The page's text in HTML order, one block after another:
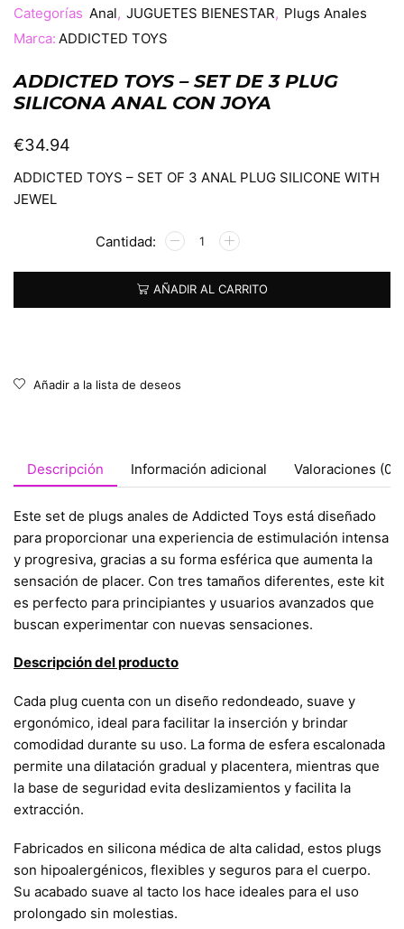
Categorías Anal, JUGUETES BIENESTAR, Plugs Anales
Marca: ADDICTED TOYS
ADDICTED TOYS – SET DE 3 PLUG
SILICONA ANAL CON JOYA
€34.94
ADDICTED TOYS – SET OF 3 ANAL PLUG SILICONE WITH
JEWEL
AÑADIR AL CARRITO
Alternative:
Añadir a la lista de deseos
Descripción Información adicional Valoraciones (0)
Este set de plugs anales de Addicted Toys está diseñado
para proporcionar una experiencia de estimulación intensa
y progresiva, gracias a su forma esférica que aumenta la
sensación de placer. Con tres tamaños diferentes, este kit
es perfecto para principiantes y usuarios avanzados que
buscan experimentar con nuevas sensaciones.
Descripción del producto
Cada plug cuenta con un diseño redondeado, suave y
ergonómico, ideal para facilitar la inserción y brindar
comodidad durante su uso. La forma de esfera escalonada
permite una dilatación gradual y placentera, mientras que
la base de seguridad evita deslizamientos y facilita la
extracción.
Fabricados en silicona médica de alta calidad, estos plugs
son hipoalergénicos, flexibles y seguros para el cuerpo.
Su acabado suave al tacto los hace ideales para el uso
prolongado sin molestias.